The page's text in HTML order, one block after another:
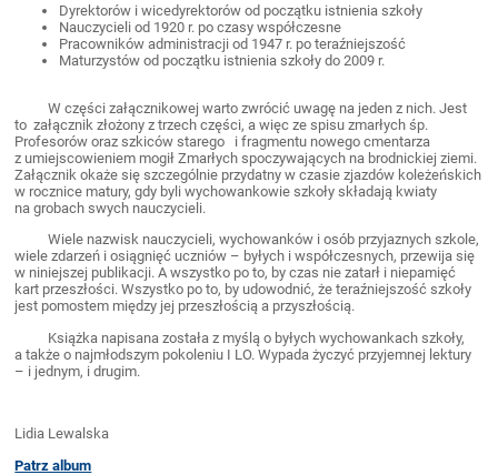
Dyrektorów i wicedyrektorów od początku istnienia szkoły
Nauczycieli od 1920 r. po czasy współczesne
Pracowników administracji od 1947 r. po teraźniejszość
Maturzystów od początku istnienia szkoły do 2009 r.
W części załącznikowej warto zwrócić uwagę na jeden z nich. Jest
to załącznik złożony z trzech części, a więc ze spisu zmarłych śp.
Profesorów oraz szkiców starego i fragmentu nowego cmentarza
z umiejscowieniem mogił Zmarłych spoczywających na brodnickiej ziemi.
Załącznik okaże się szczególnie przydatny w czasie zjazdów koleżeńskich
w rocznice matury, gdy byli wychowankowie szkoły składają kwiaty
na grobach swych nauczycieli.
Wiele nazwisk nauczycieli, wychowanków i osób przyjaznych szkole,
wiele zdarzeń i osiągnięć uczniów – byłych i współczesnych, przewija się
w niniejszej publikacji. A wszystko po to, by czas nie zatarł i niepamięć
kart przeszłości. Wszystko po to, by udowodnić, że teraźniejszość szkoły
jest pomostem między jej przeszłością a przyszłością.
Książka napisana została z myślą o byłych wychowankach szkoły,
a także o najmłodszym pokoleniu I LO. Wypada życzyć przyjemnej lektury
– i jednym, i drugim.
Lidia Lewalska
Patrz album